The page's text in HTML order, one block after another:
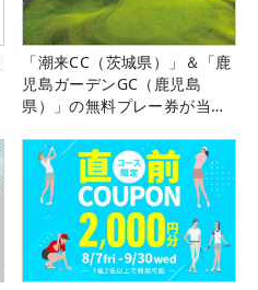
「潮来CC（茨城県）」＆「鹿
児島ガーデンGC（鹿児島
県）」の無料プレー券が当た